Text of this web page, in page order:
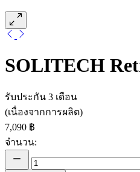
SOLITECH
รับประกัน 3 เดือน
(เนื่องจากการผลิต)
7,090 ฿
จำนวน: